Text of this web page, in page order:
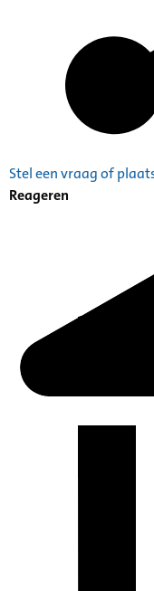
Stel een vraag of
Reageren